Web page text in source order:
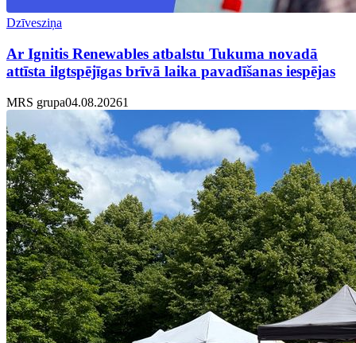
Dzīvesziņa
Ar Ignitis Renewables atbalstu Tukuma novadā
attīsta ilgtspējīgas brīvā laika pavadīšanas iespējas
MRS grupa04.08.20261